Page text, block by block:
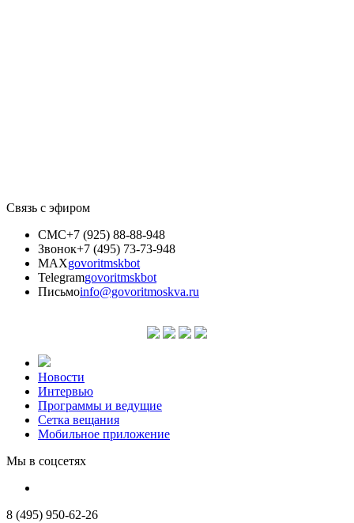
Связь с эфиром
СМС+7 (925) 88-88-948
Звонок+7 (495) 73-73-948
MAXgovoritmskbot
Telegramgovoritmskbot
Письмоinfo@govoritmoskva.ru
Новости
Интервью
Программы и ведущие
Сетка вещания
Мобильное приложение
Мы в соцсетях
8 (495) 950-62-26